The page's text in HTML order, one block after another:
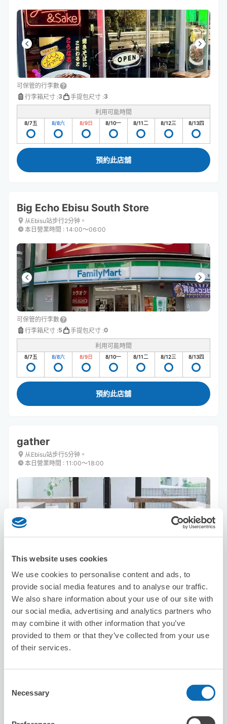
This website uses cookies
We use cookies to personalise content and ads, to
provide social media features and to analyse our traffic.
We also share information about your use of our site with
our social media, advertising and analytics partners who
may combine it with other information that you’ve
provided to them or that they’ve collected from your use
of their services.
Selection
Necessary
可保管的行李數
行李箱尺寸 :3 手提包尺寸 :3
利用可能時間
8/7五 8/8六 8/9日 8/10一 8/11二 8/12三 8/13四
預約此店舖
Big Echo Ebisu South Store
从Ebisu站步行2分钟。
本日營業時間 : 14:00〜06:00
可保管的行李數
行李箱尺寸 :5 手提包尺寸 :0
利用可能時間
8/7五 8/8六 8/9日 8/10一 8/11二 8/12三 8/13四
預約此店舖
gather
从Ebisu站步行5分钟。
本日營業時間 : 11:00〜18:00
3 0
利用可能時間
8/7五 8/8六 8/9 日 8/10 一 8/11二 8/12 三 8/13四
預約此店舖
本日營業時間